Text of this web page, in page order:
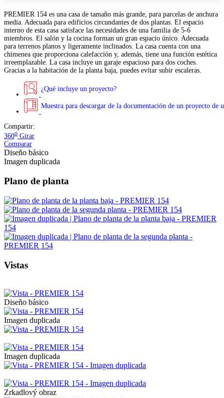
PREMIER 154 es una casa de tamaño más grande, para parcelas de anchura
media. Adecuada para edificios circundantes de dos plantas. El espacio
interno de esta casa satisface las necesidades de una familia de 5-6
miembros. El salón y la cocina forman un gran espacio único. Adecuada
para terrenos planos y ligeramente inclinados. La casa cuenta con una
chimenea que proporciona calefacción y, además, tiene una función estética
irreemplazable. La casa incluye un garaje espacioso para dos coches.
Gracias a la habitación de la planta baja, puedes evitar subir escaleras.
¿Qué incluye un proyecto?
Muestra para descargar de la documentación de un proyecto de
Compartir:
360o Girar
Comparar
Diseño básico
Imagen duplicada
Plano de planta
Vistas
Diseño básico
Imagen duplicada
Imagen duplicada
Zrkadlový obraz